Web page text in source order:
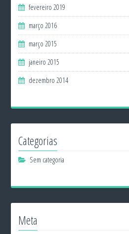
fevereiro 2019
março 2016
março 2015
janeiro 2015
dezembro 2014
Categorias
Sem categoria
Meta